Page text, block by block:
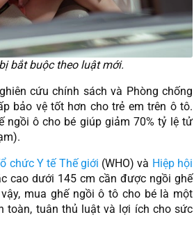
bắt buộc theo luật mới.
cứu chính sách và Phòng chống
bảo vệ tốt hơn cho trẻ em trên ô tô.
ngồi ô cho bé giúp giảm 70% tỷ lệ tử
chức Y tế Thế giới (WHO) và Hiệp hội
cao dưới 145 cm cần được ngồi ghế
mua ghế ngồi ô tô cho bé là một
toàn, tuân thủ luật và lợi ích cho sức